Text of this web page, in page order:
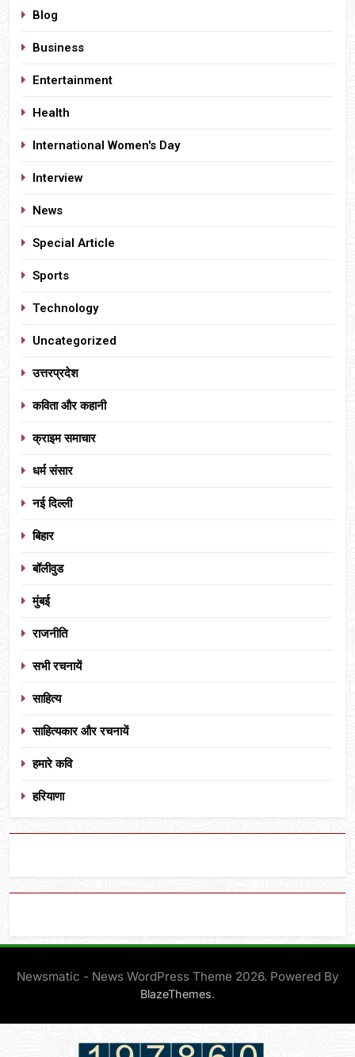
Blog
Business
Entertainment
Health
International Women's Day
Interview
News
Special Article
Sports
Technology
Uncategorized
उत्तरप्रदेश
कविता और कहानी
क्राइम समाचार
धर्म संसार
नई दिल्ली
बिहार
बॉलीवुड
मुंबई
राजनीति
सभी रचनायें
साहित्य
साहित्यकार और रचनायें
हमारे कवि
हरियाणा
Newsmatic - News WordPress Theme 2026. Powered By
BlazeThemes.